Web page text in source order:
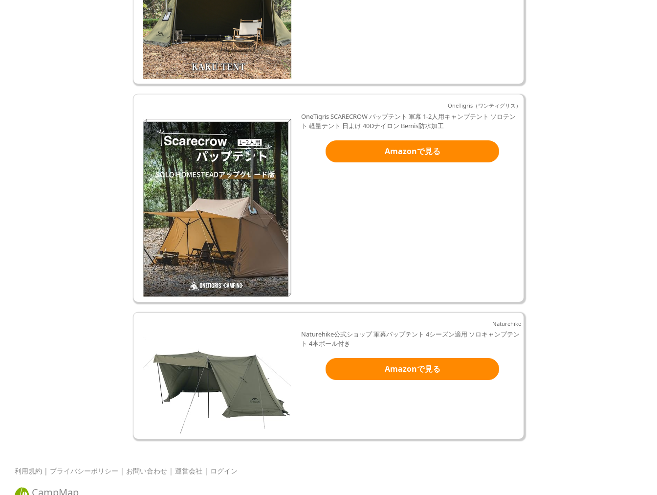
OneTigris（ワンティグリス）
OneTigris SCARECROW パップテント 軍幕 1-2人用キャンプテント ソロテン
ト 軽量テント 日よけ 40Dナイロン Bemis防水加工
Amazonで見る
Naturehike
Naturehike公式ショップ 軍幕パップテント 4シーズン適用 ソロキャンプテン
ト 4本ポール付き
Amazonで見る
利用規約 | プライバシーポリシー | お問い合わせ | 運営会社 | ログイン
CampMap